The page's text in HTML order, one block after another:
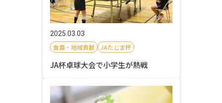
2025.03.03
食農・地域貢献 JAたじま杯
JA杯卓球大会で小学生が熱戦